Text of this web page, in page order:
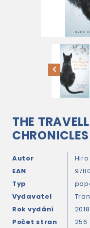
THE
CHRONICLES
Autor
EAN
Typ
Vydavatel
Rok vydání
2018
Počet stran
256